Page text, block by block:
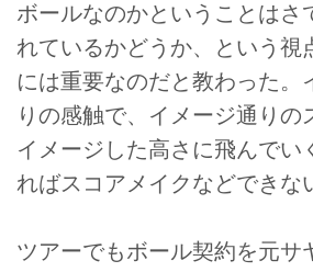
ボールなのかということはさ
れているかどうか、という視
には重要なのだと教わった。
りの感触で、イメージ通りの
イメージした高さに飛んでい
ればスコアメイクなどできな
ツアーでもボール契約を元サ